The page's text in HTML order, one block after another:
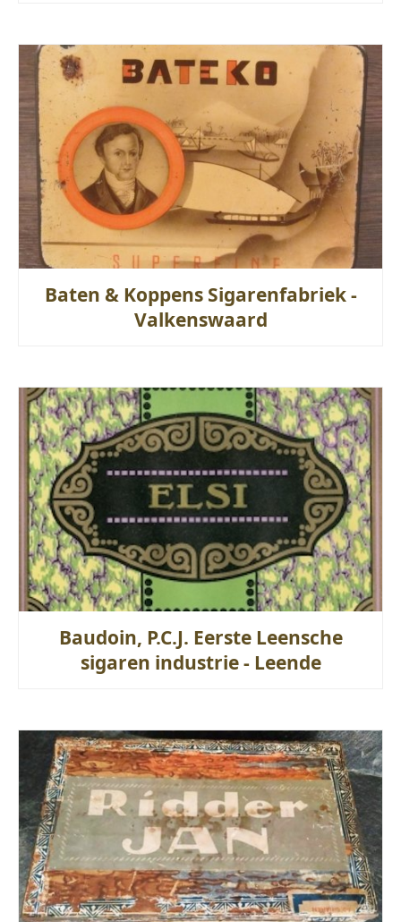
Baten & Koppens Sigarenfabriek -
Valkenswaard
Baudoin, P.C.J. Eerste Leensche
sigaren industrie - Leende